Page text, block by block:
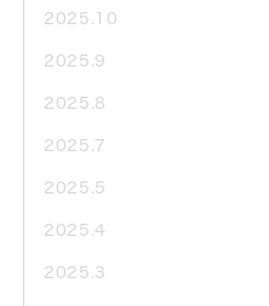
2025.10
2025.9
2025.8
2025.7
2025.5
2025.4
2025.3